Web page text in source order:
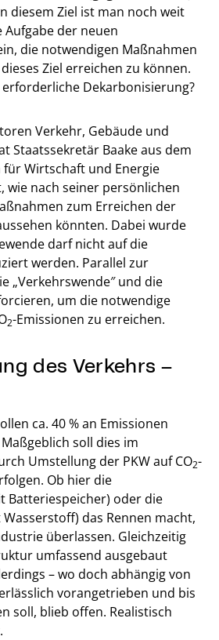
diesem Ziel ist man noch weit
der neuen
die notwendigen Maßnahmen
Ziel erreichen zu können.
Dekarbonisierung?
Verkehr, Gebäude und
Staatssekretär Baake aus dem
Wirtschaft und Energie
wie nach seiner persönlichen
zum Erreichen der
könnten. Dabei wurde
darf nicht auf die
werden. Parallel zur
„Verkehrswende″ und die
um die notwendige
2-Emissionen zu erreichen.
des Verkehrs –
ca. 40 % an Emissionen
soll dies im
Umstellung der PKW auf CO2-
Ob hier die
Batteriespeicher) oder die
das Rennen macht,
überlassen. Gleichzeitig
umfassend ausgebaut
– wo doch abhängig von
vorangetrieben und bis
soll, blieb offen. Realistisch